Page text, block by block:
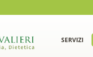
SERVIZI